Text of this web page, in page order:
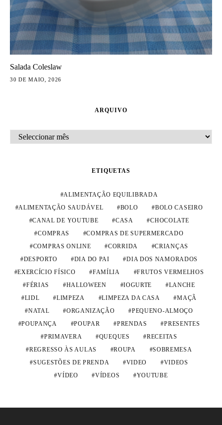
Salada Coleslaw
30 DE MAIO, 2026
ARQUIVO
ARQUIVO
ETIQUETAS
ALIMENTAÇÃO EQUILIBRADA
ALIMENTAÇÃO SAUDÁVEL
BOLO
BOLO CASEIRO
CANAL DE YOUTUBE
CASA
CHOCOLATE
COMPRAS
COMPRAS DE SUPERMERCADO
COMPRAS ONLINE
CORRIDA
CRIANÇAS
DESPORTO
DIA DO PAI
DIA DOS NAMORADOS
EXERCÍCIO FÍSICO
FAMÍLIA
FRUTOS VERMELHOS
FÉRIAS
HALLOWEEN IOGURTE
LANCHE
LIDL
LIMPEZA LIMPEZA DA CASA
MAÇÃ
NATAL
ORGANIZAÇÃO
PEQUENO-ALMOÇO
POUPANÇA
POUPAR PRENDAS
PRESENTES
PRIMAVERA
QUEQUES
RECEITAS
REGRESSO ÀS AULAS
ROUPA
SOBREMESA
SUGESTÕES DE PRENDA
VIDEO
VIDEOS
VÍDEO
VÍDEOS YOUTUBE